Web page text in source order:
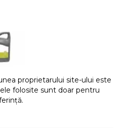
proprietarului site-ului este
folosite sunt doar pentru